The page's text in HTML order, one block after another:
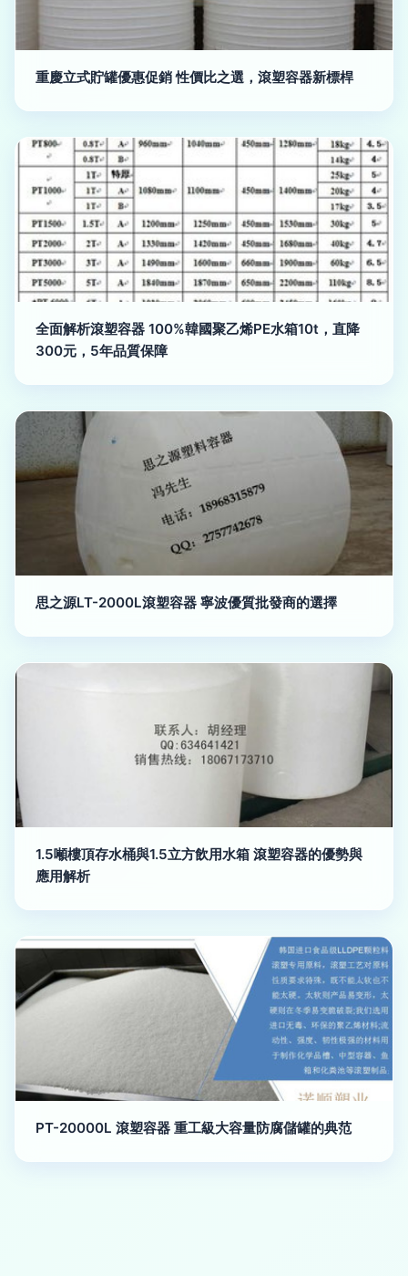
重慶立式貯罐優惠促銷 性價比之選，滾塑容器新標桿
全面解析滾塑容器 100%韓國聚乙烯PE水箱10t，直降
300元，5年品質保障
思之源LT-2000L滾塑容器 寧波優質批發商的選擇
1.5噸樓頂存水桶與1.5立方飲用水箱 滾塑容器的優勢與
應用解析
PT-20000L 滾塑容器 重工級大容量防腐儲罐的典范